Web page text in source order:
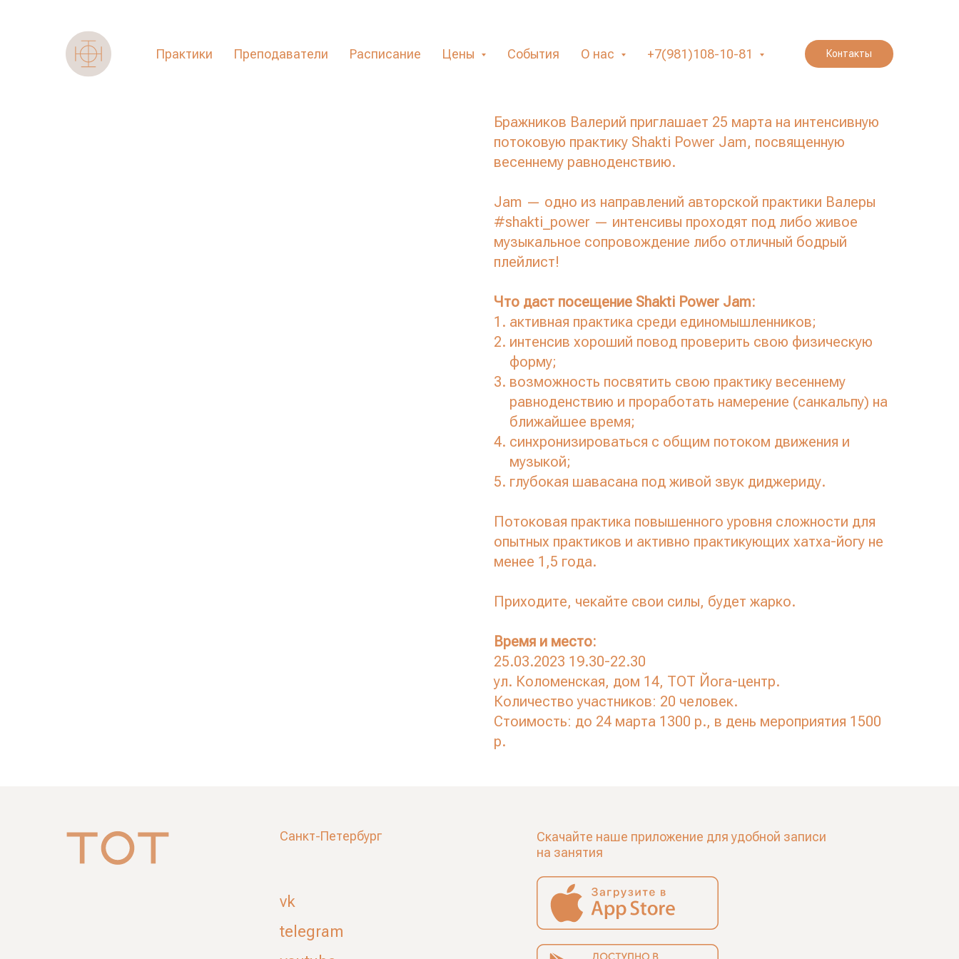
Практики Преподаватели Расписание Цены События О нас +7(981)108-10-81 Контакты
Валерием Бражниковым 25
Бражников Валерий приглашает 25 марта на интенсивную
потоковую практику Shakti Power Jam, посвященную
весеннему равноденствию.
Jam — одно из направлений авторской практики Валеры
#shakti_power — интенсивы проходят под либо живое
музыкальное сопровождение либо отличный бодрый
плейлист!
Что даст посещение Shakti Power Jam:
активная практика среди единомышленников;
интенсив хороший повод проверить свою физическую
форму;
возможность посвятить свою практику весеннему
равноденствию и проработать намерение (санкальпу) на
ближайшее время;
синхронизироваться с общим потоком движения и
музыкой;
глубокая шавасана под живой звук диджериду.
Потоковая практика повышенного уровня сложности для
опытных практиков и активно практикующих хатха-йогу не
менее 1,5 года.
Приходите, чекайте свои силы, будет жарко.
Время и место:
25.03.2023 19.30-22.30
ул. Коломенская, дом 14, ТОТ Йога-центр.
Количество участников: 20 человек.
Стоимость: до 24 марта 1300 р., в день мероприятия 1500
р.
Санкт-Петербург
Скачайте наше приложение для удобной записи
на занятия
telegram
vk